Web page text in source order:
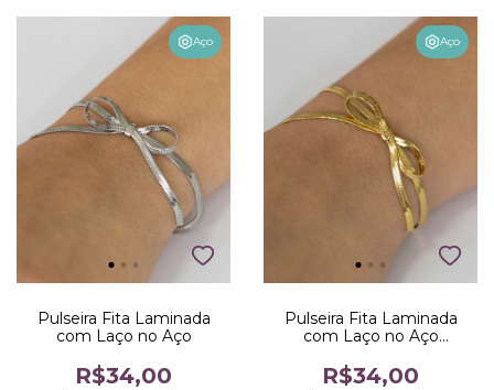
Aço
Pulseira Fita Laminada
com Laço no Aço
R$34,00
Aço
Pulseira Fita Laminada
com Laço no Aço
R$34,00